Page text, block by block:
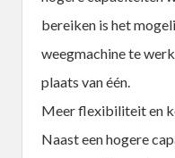
bereiken is het
weegmachine te
plaats van één.
Meer flexibiliteit en
Naast een hogere